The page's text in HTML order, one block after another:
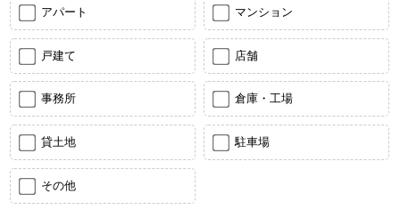
アパート マンション
戸建て 店舗
事務所 倉庫・工場
貸土地 駐車場
その他